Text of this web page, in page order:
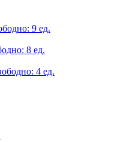
9 ед.
8 ед.
4 ед.